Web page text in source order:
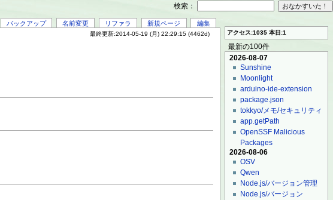
バックアップ 名前変更 リファラ 新規ページ 編集
最終更新:2014-05-19 (月) 22:29:15 (4462d) アクセス:1035 本日:1
最新の100件
2026-08-07
Sunshine
Moonlight
arduino-ide-extension
package.json
tokkyo/メモ/セキュリティ
app.getPath
OpenSSF Malicious
Packages
2026-08-06
OSV
Qwen
Node.js/バージョン管理
Node.js/バージョン
検索：